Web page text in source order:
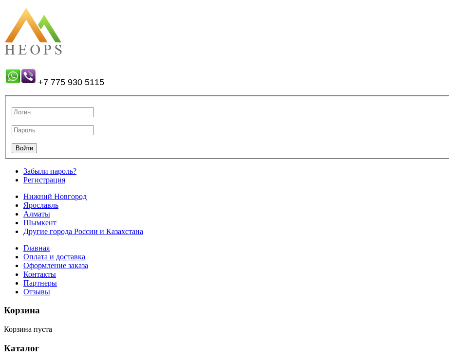
+7 775 930 5115
Забыли пароль?
Регистрация
Нижний Новгород
Ярославль
Алматы
Шымкент
Другие города России и Казахстана
Главная
Оплата и доставка
Оформление заказа
Контакты
Партнеры
Отзывы
Корзина
Корзина пуста
Каталог